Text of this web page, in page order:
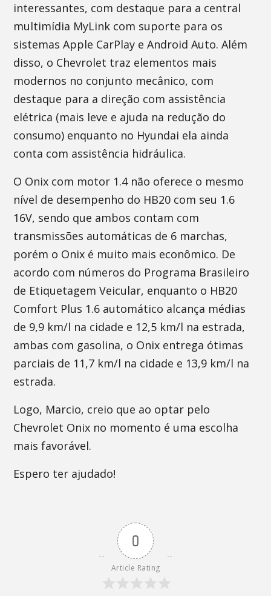
interessantes, com destaque para a central
multimídia MyLink com suporte para os
sistemas Apple CarPlay e Android Auto. Além
disso, o Chevrolet traz elementos mais
modernos no conjunto mecânico, com
destaque para a direção com assistência
elétrica (mais leve e ajuda na redução do
consumo) enquanto no Hyundai ela ainda
conta com assistência hidráulica.
O Onix com motor 1.4 não oferece o mesmo
nível de desempenho do HB20 com seu 1.6
16V, sendo que ambos contam com
transmissões automáticas de 6 marchas,
porém o Onix é muito mais econômico. De
acordo com números do Programa Brasileiro
de Etiquetagem Veicular, enquanto o HB20
Comfort Plus 1.6 automático alcança médias
de 9,9 km/l na cidade e 12,5 km/l na estrada,
ambas com gasolina, o Onix entrega ótimas
parciais de 11,7 km/l na cidade e 13,9 km/l na
estrada.
Logo, Marcio, creio que ao optar pelo
Chevrolet Onix no momento é uma escolha
mais favorável.
Espero ter ajudado!
0
Article Rating